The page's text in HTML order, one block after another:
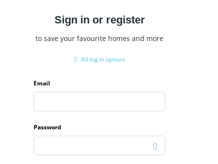
Sign in or register
to save your favourite homes and more
All log in options
Email
Password